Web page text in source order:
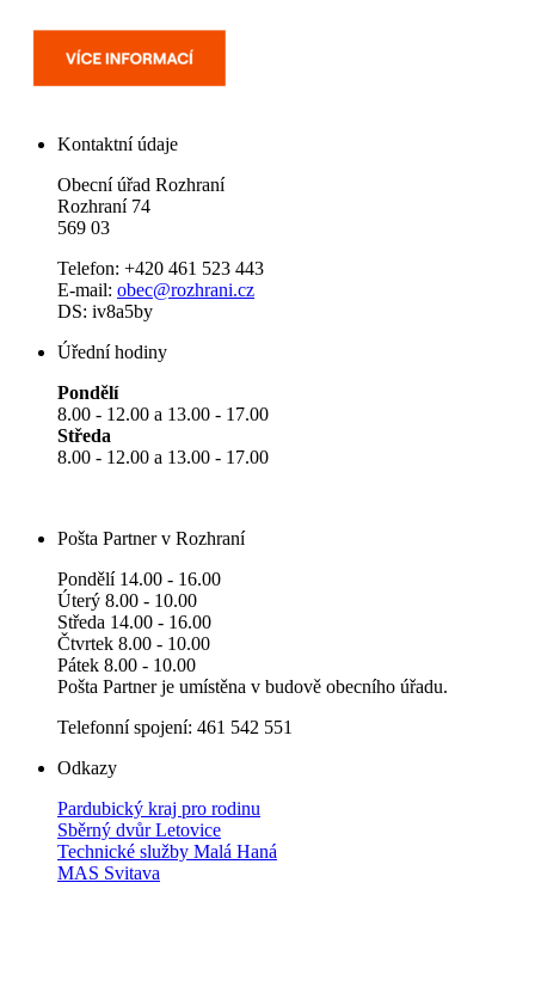
Kontaktní údaje
Obecní úřad Rozhraní
Rozhraní 74
569 03
Telefon: +420 461 523 443
E-mail: obec@rozhrani.cz
DS: iv8a5by
Úřední hodiny
Pondělí
8.00 - 12.00 a 13.00 - 17.00
Středa
8.00 - 12.00 a 13.00 - 17.00
Pošta Partner v Rozhraní
Pondělí 14.00 - 16.00
Úterý 8.00 - 10.00
Středa 14.00 - 16.00
Čtvrtek 8.00 - 10.00
Pátek 8.00 - 10.00
Pošta Partner je umístěna v budově obecního úřadu.
Telefonní spojení: 461 542 551
Odkazy
Pardubický kraj pro rodinu
Sběrný dvůr Letovice
Technické služby Malá Haná
MAS Svitava